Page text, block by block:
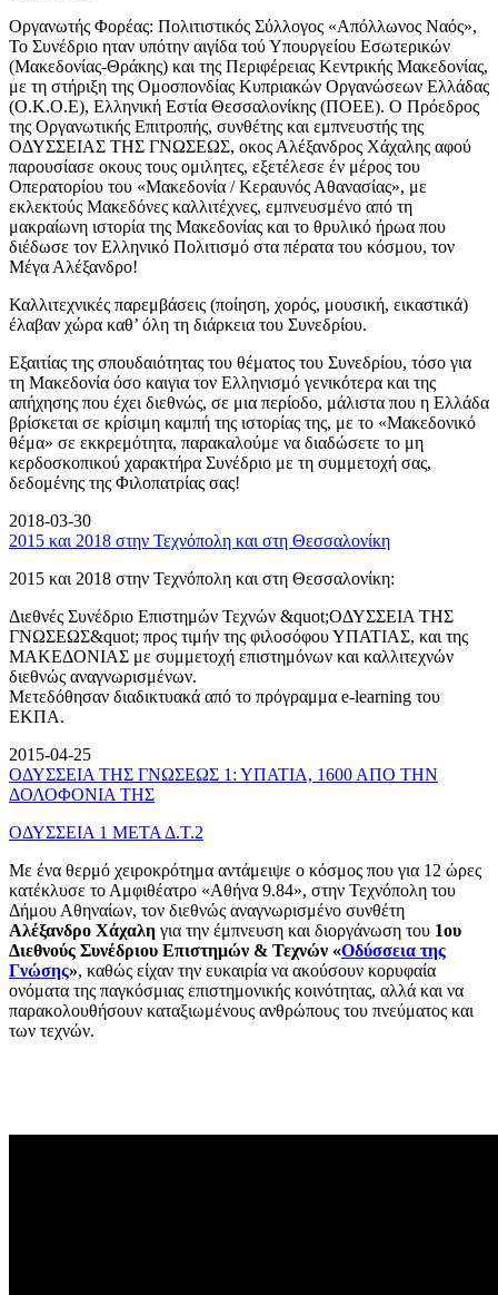
Οργανωτής Φορέας: Πολιτιστικός Σύλλογος «Απόλλωνος Ναός»,
Το Συνέδριο ηταν υπότην αιγίδα τού Υπουργείου Εσωτερικών
(Μακεδονίας-Θράκης) και της Περιφέρειας Κεντρικής Μακεδονίας,
με τη στήριξη της Ομοσπονδίας Κυπριακών Οργανώσεων Ελλάδας
(Ο.Κ.Ο.Ε), Ελληνική Εστία Θεσσαλονίκης (ΠΟΕΕ). Ο Πρόεδρος
της Οργανωτικής Επιτροπής, συνθέτης και εμπνευστής της
ΟΔΥΣΣΕΙΑΣ ΤΗΣ ΓΝΩΣΕΩΣ, οκος Αλέξανδρος Χάχαλης αφού
παρουσίασε οκους τους ομιλητες, εξετέλεσε έν μέρος του
Οπερατορίου του «Μακεδονία / Κεραυνός Αθανασίας», με
εκλεκτούς Μακεδόνες καλλιτέχνες, εμπνευσμένο από τη
μακραίωνη ιστορία της Μακεδονίας και το θρυλικό ήρωα που
διέδωσε τον Ελληνικό Πολιτισμό στα πέρατα του κόσμου, τον
Μέγα Αλέξανδρο!
Καλλιτεχνικές παρεμβάσεις (ποίηση, χορός, μουσική, εικαστικά)
έλαβαν χώρα καθ’ όλη τη διάρκεια του Συνεδρίου.
Εξαιτίας της σπουδαιότητας του θέματος του Συνεδρίου, τόσο για
τη Μακεδονία όσο καιγια τον Ελληνισμό γενικότερα και της
απήχησης που έχει διεθνώς, σε μια περίοδο, μάλιστα που η Ελλάδα
βρίσκεται σε κρίσιμη καμπή της ιστορίας της, με το «Μακεδονικό
θέμα» σε εκκρεμότητα, παρακαλούμε να διαδώσετε το μη
κερδοσκοπικού χαρακτήρα Συνέδριο με τη συμμετοχή σας,
δεδομένης της Φιλοπατρίας σας!
2018-03-30
2015 και 2018 στην Τεχνόπολη και στη Θεσσαλονίκη
2015 και 2018 στην Τεχνόπολη και στη Θεσσαλονίκη:
Διεθνές Συνέδριο Επιστημών Τεχνών &quot;ΟΔΥΣΣΕΙΑ ΤΗΣ
ΓΝΩΣΕΩΣ&quot; προς τιμήν της φιλοσόφου ΥΠΑΤΙΑΣ, και της
ΜΑΚΕΔΟΝΙΑΣ με συμμετοχή επιστημόνων και καλλιτεχνών
διεθνώς αναγνωρισμένων.
Μετεδόθησαν διαδικτυακά από το πρόγραμμα e-learning του
ΕΚΠΑ.
2015-04-25
ΟΔΥΣΣΕΙΑ ΤΗΣ ΓΝΩΣΕΩΣ 1: ΥΠΑΤΙΑ, 1600 ΑΠΟ ΤΗΝ
ΔΟΛΟΦΟΝΙΑ ΤΗΣ
ΟΔΥΣΣΕΙΑ 1 ΜΕΤΑ Δ.Τ.2
Με ένα θερμό χειροκρότημα αντάμειψε ο κόσμος που για 12 ώρες
κατέκλυσε το Αμφιθέατρο «Αθήνα 9.84», στην Τεχνόπολη του
Δήμου Αθηναίων, τον διεθνώς αναγνωρισμένο συνθέτη
Αλέξανδρο Χάχαλη για την έμπνευση και διοργάνωση του 1ου
Διεθνούς Συνέδριου Επιστημών & Τεχνών «Οδύσσεια της
Γνώσης», καθώς είχαν την ευκαιρία να ακούσουν κορυφαία
ονόματα της παγκόσμιας επιστημονικής κοινότητας, αλλά και να
παρακολουθήσουν καταξιωμένους ανθρώπους του πνεύματος και
των τεχνών.